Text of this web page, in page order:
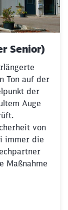
Senior)
Ton auf der
der
Auge
von
immer die
Maßnahme